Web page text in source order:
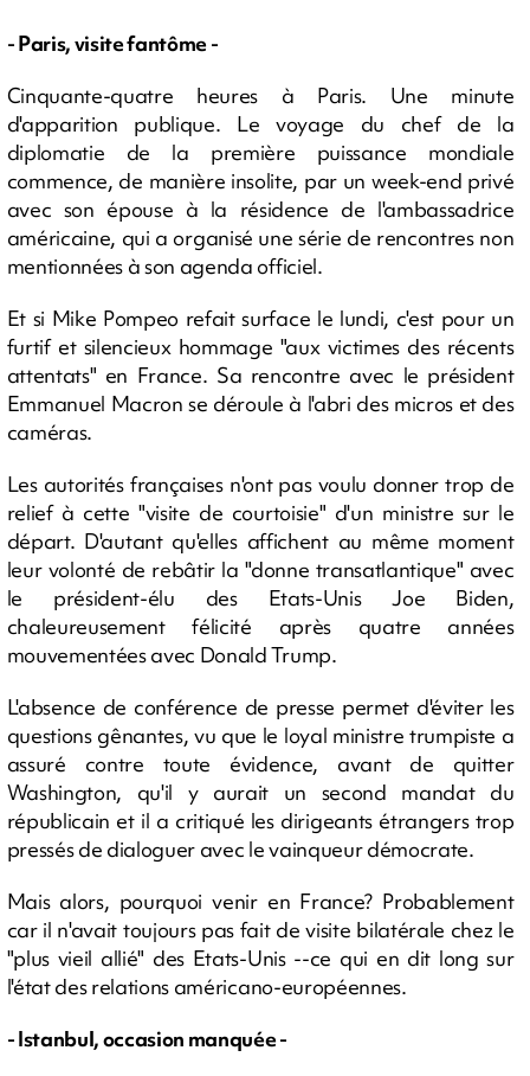
- Paris, visite fantôme -
Cinquante-quatre heures à Paris. Une minute
d'apparition publique. Le voyage du chef de la
diplomatie de la première puissance mondiale
commence, de manière insolite, par un week-end privé
avec son épouse à la résidence de l'ambassadrice
américaine, qui a organisé une série de rencontres non
mentionnées à son agenda officiel.
Et si Mike Pompeo refait surface le lundi, c'est pour un
furtif et silencieux hommage "aux victimes des récents
attentats" en France. Sa rencontre avec le président
Emmanuel Macron se déroule à l'abri des micros et des
caméras.
Les autorités françaises n'ont pas voulu donner trop de
relief à cette "visite de courtoisie" d'un ministre sur le
départ. D'autant qu'elles affichent au même moment
leur volonté de rebâtir la "donne transatlantique" avec
le président-élu des Etats-Unis Joe Biden,
chaleureusement félicité après quatre années
mouvementées avec Donald Trump.
L'absence de conférence de presse permet d'éviter les
questions gênantes, vu que le loyal ministre trumpiste a
assuré contre toute évidence, avant de quitter
Washington, qu'il y aurait un second mandat du
républicain et il a critiqué les dirigeants étrangers trop
pressés de dialoguer avec le vainqueur démocrate.
Mais alors, pourquoi venir en France? Probablement
car il n'avait toujours pas fait de visite bilatérale chez le
"plus vieil allié" des Etats-Unis --ce qui en dit long sur
l'état des relations américano-européennes.
- Istanbul, occasion manquée -